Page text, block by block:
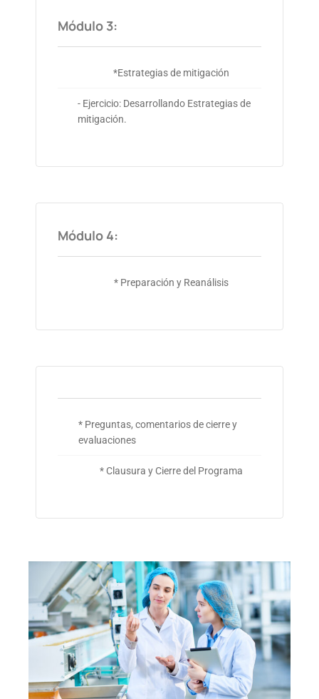
Módulo 3:
*Estrategias de mitigación
- Ejercicio: Desarrollando Estrategias de
mitigación.
Módulo 4:
* Preparación y Reanálisis
* Preguntas, comentarios de cierre y
evaluaciones
* Clausura y Cierre del Programa